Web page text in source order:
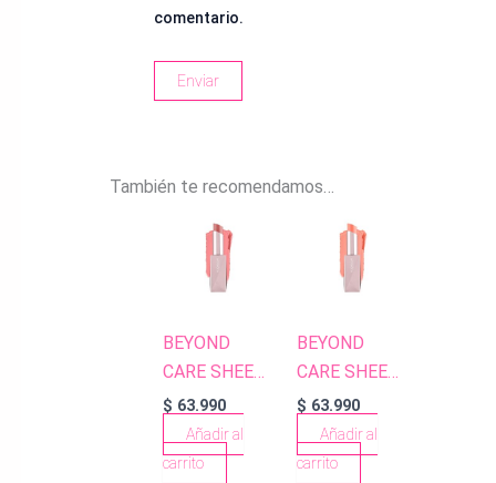
comentario.
También te recomendamos…
BEYOND
CARE SHEER
LIPSTICK
903 LUSTER
ROSE
$ 63.990
Añadir al
carrito
BEYOND
CARE SHEER
LIPSTICK
902 SHEEN
APRICOT
$ 63.990
Añadir al
carrito